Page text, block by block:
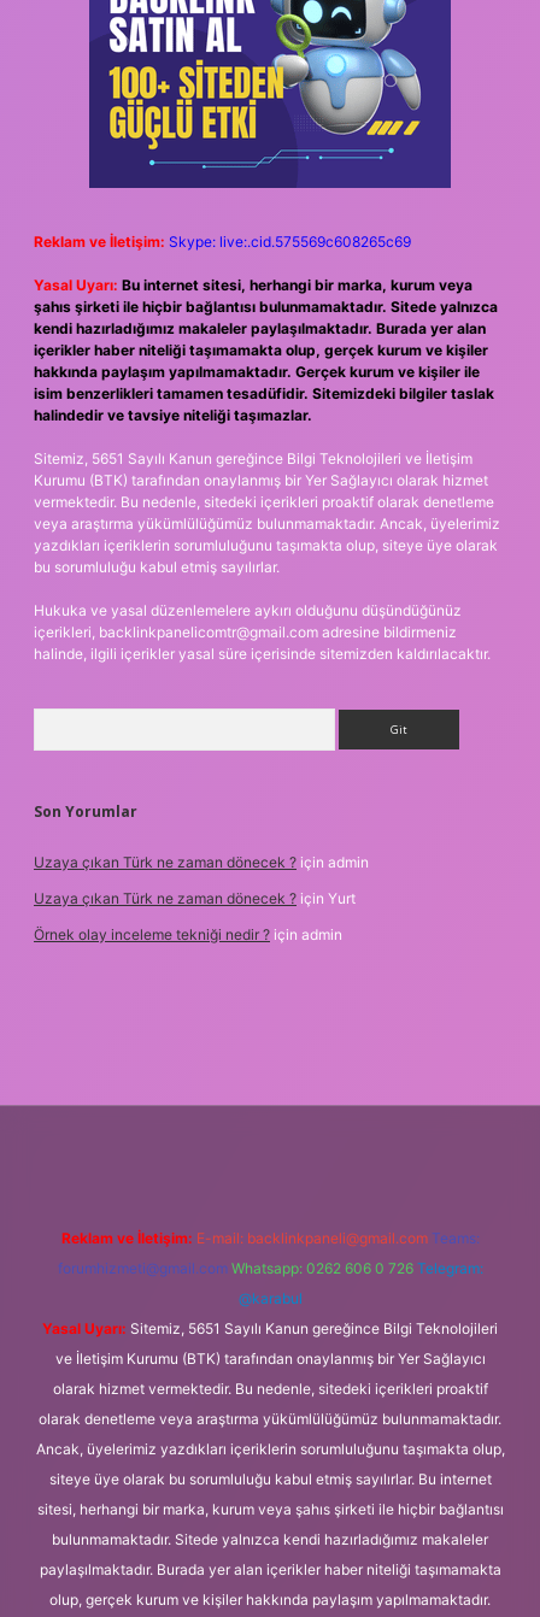
Reklam ve İletişim: Skype: live:.cid.575569c608265c69
Yasal Uyarı: Bu internet sitesi, herhangi bir marka, kurum veya
şahıs şirketi ile hiçbir bağlantısı bulunmamaktadır. Sitede yalnızca
kendi hazırladığımız makaleler paylaşılmaktadır. Burada yer alan
içerikler haber niteliği taşımamakta olup, gerçek kurum ve kişiler
hakkında paylaşım yapılmamaktadır. Gerçek kurum ve kişiler ile
isim benzerlikleri tamamen tesadüfidir. Sitemizdeki bilgiler taslak
halindedir ve tavsiye niteliği taşımazlar.
Sitemiz, 5651 Sayılı Kanun gereğince Bilgi Teknolojileri ve İletişim
Kurumu (BTK) tarafından onaylanmış bir Yer Sağlayıcı olarak hizmet
vermektedir. Bu nedenle, sitedeki içerikleri proaktif olarak denetleme
veya araştırma yükümlülüğümüz bulunmamaktadır. Ancak, üyelerimiz
yazdıkları içeriklerin sorumluluğunu taşımakta olup, siteye üye olarak
bu sorumluluğu kabul etmiş sayılırlar.
Hukuka ve yasal düzenlemelere aykırı olduğunu düşündüğünüz
içerikleri, backlinkpanelicomtr@gmail.com adresine bildirmeniz
halinde, ilgili içerikler yasal süre içerisinde sitemizden kaldırılacaktır.
Son Yorumlar
Uzaya çıkan Türk ne zaman dönecek ? için admin
Uzaya çıkan Türk ne zaman dönecek ? için Yurt
Örnek olay inceleme tekniği nedir ? için admin
Reklam ve İletişim: E-mail: backlinkpaneli@gmail.com Teams:
forumhizmeti@gmail.com Whatsapp: 0262 606 0 726 Telegram:
@karabul
Yasal Uyarı: Sitemiz, 5651 Sayılı Kanun gereğince Bilgi Teknolojileri
ve İletişim Kurumu (BTK) tarafından onaylanmış bir Yer Sağlayıcı
olarak hizmet vermektedir. Bu nedenle, sitedeki içerikleri proaktif
olarak denetleme veya araştırma yükümlülüğümüz bulunmamaktadır.
Ancak, üyelerimiz yazdıkları içeriklerin sorumluluğunu taşımakta olup,
siteye üye olarak bu sorumluluğu kabul etmiş sayılırlar. Bu internet
sitesi, herhangi bir marka, kurum veya şahıs şirketi ile hiçbir bağlantısı
bulunmamaktadır. Sitede yalnızca kendi hazırladığımız makaleler
paylaşılmaktadır. Burada yer alan içerikler haber niteliği taşımamakta
olup, gerçek kurum ve kişiler hakkında paylaşım yapılmamaktadır.